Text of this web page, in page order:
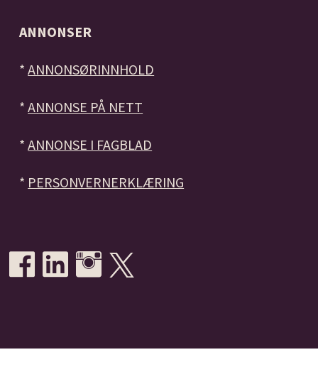
ANNONSER
*ANNONSØRINNHOLD
*ANNONSE PÅ NETT
*ANNONSE I FAGBLAD
* PERSONVERNERKLÆRING